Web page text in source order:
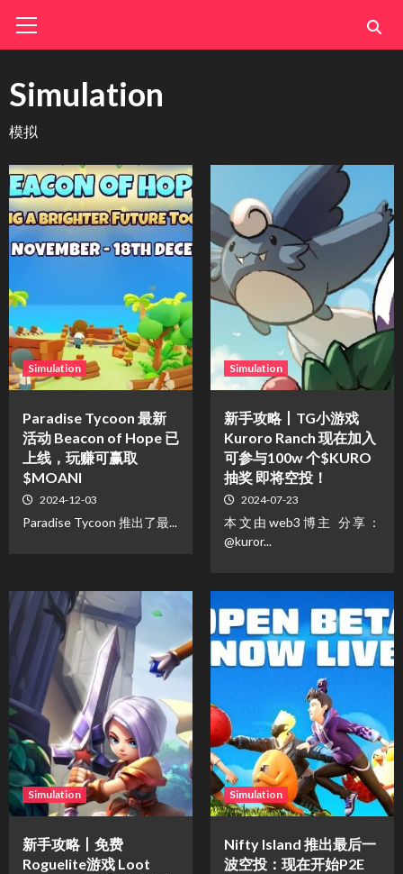
Menu
Simulation
模拟
Simulation
Paradise Tycoon 最新
活动 Beacon of Hope 已
上线，玩赚可赢取
$MOANI
2024-12-03
Paradise Tycoon 推出了最...
Simulation
新手攻略丨TG小游戏
Kuroro Ranch 现在加入
可参与100w 个$KURO
抽奖 即将空投！
2024-07-23
本文由web3博主 分享：
@kuror...
Simulation
新手攻略丨免费
Roguelite游戏 Loot
Simulation
Nifty Island 推出最后一
波空投：现在开始P2E